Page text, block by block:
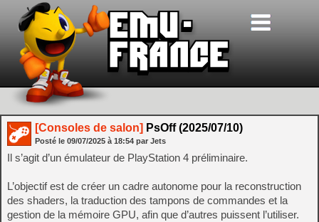
[Consoles de salon] PsOff (2025/07/10)
Posté le 09/07/2025 à 18:54 par Jets
Il s’agit d’un émulateur de PlayStation 4 préliminaire.
L’objectif est de créer un cadre autonome pour la reconstruction
des shaders, la traduction des tampons de commandes et la
gestion de la mémoire GPU, afin que d’autres puissent l’utiliser.